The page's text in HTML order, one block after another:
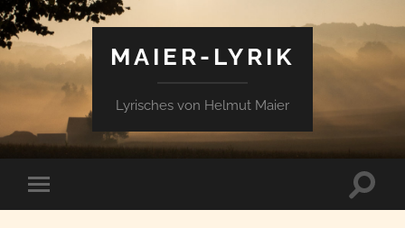
MAIER-LYRIK
Lyrisches von Helmut Maier
Mobile-
Menü